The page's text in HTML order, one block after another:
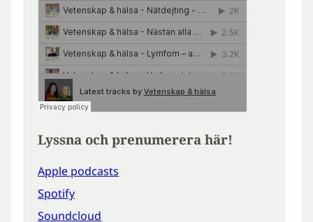
Lyssna och prenumerera här!
Apple podcasts
Spotify
Soundcloud